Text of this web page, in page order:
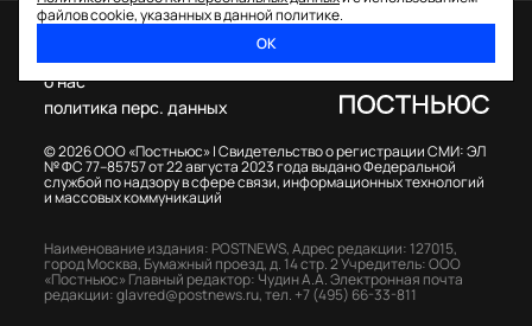
файлов cookie, указанных в данной политике.
ОК
© 2026 ООО «Постньюс» |Свидетельство о регистрации СМИ: ЭЛ
№ ФС 77–85757 от 22 августа 2023 года выдано Федеральной
службой по надзору в сфере связи, информационных технологий
и массовых коммуникаций
о нас
политика перс. данных
Наименование издания: POSTNEWS,Адрес редакции: 127015,
город Москва, Бумажный проезд, д. 14 стр. 2Учредитель: ООО
«Постньюс» Главный редактор: Чудин А.А.Электронная почта
редакции:glavred@postnews.ru,тел. +7 (495) 66-33-811